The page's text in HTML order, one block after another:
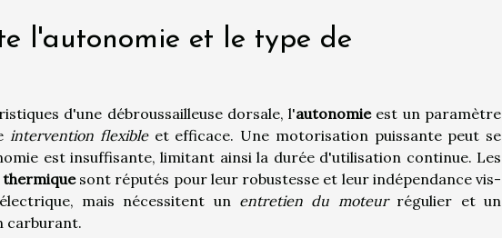
l'autonomie et le type de
d'une débroussailleuse dorsale, l'autonomieest un paramètre
intervention flexibleet efficace. Une motorisation puissante peut se
est insuffisante, limitant ainsi la durée d'utilisation continue. Les
sont réputés pour leur robustesse et leur indépendance vis-
mais nécessitent un entretien du moteurrégulier et un
carburant.